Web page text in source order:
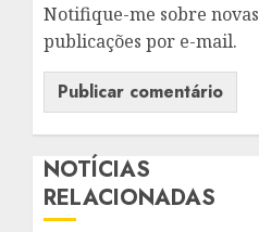
Notifique-me sobre novas
publicações por e-mail.
NOTÍCIAS
RELACIONADAS